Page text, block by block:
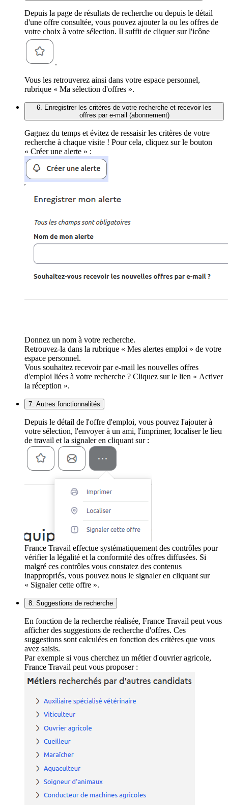
Depuis la page de résultats de recherche ou depuis le détail
d'une offre consultée, vous pouvez ajouter la ou les offres de
votre choix à votre sélection. Il suffit de cliquer sur l'icône
.
Vous les retrouverez ainsi dans votre espace personnel,
rubrique « Ma sélection d'offres ».
6. Enregistrer les critères de votre recherche et recevoir les
offres par e-mail (abonnement)
Gagnez du temps et évitez de ressaisir les critères de votre
recherche à chaque visite ! Pour cela, cliquez sur le bouton
« Créer une alerte » :
Donnez un nom à votre recherche.
Retrouvez-la dans la rubrique « Mes alertes emploi » de votre
espace personnel.
Vous souhaitez recevoir par e-mail les nouvelles offres
d'emploi liées à votre recherche ? Cliquez sur le lien « Activer
la réception ».
7. Autres fonctionnalités
Depuis le détail de l'offre d'emploi, vous pouvez l'ajouter à
votre sélection, l'envoyer à un ami, l'imprimer, localiser le lieu
de travail et la signaler en cliquant sur :
France Travail effectue systématiquement des contrôles pour
vérifier la légalité et la conformité des offres diffusées. Si
malgré ces contrôles vous constatez des contenus
inappropriés, vous pouvez nous le signaler en cliquant sur
« Signaler cette offre ».
8. Suggestions de recherche
En fonction de la recherche réalisée, France Travail peut vous
afficher des suggestions de recherche d'offres. Ces
suggestions sont calculées en fonction des critères que vous
avez saisis.
Par exemple si vous cherchez un métier d'ouvrier agricole,
France Travail peut vous proposer :